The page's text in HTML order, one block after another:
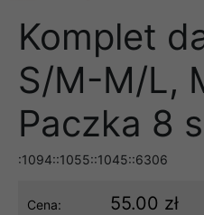
Komplet
S/M-M/L,
Paczka 8
:1094::1055::1045::6306
Cena: 55.00 zł